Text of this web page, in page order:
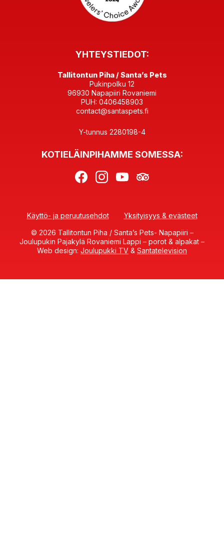
YHTEYSTIEDOT:
Tallitontun Piha / Santa’s Pets
Pukinpolku 12
96930 Napapiiri Rovaniemi
PUH: 0406458903
contact@santaspets.fi
Y-tunnus 2280198-4
KOTIELÄINPIHAMME SOMESSA:
Käyttö- ja peruutusehdot
Yksityisyys & evästeet
© 2026 Tallitontun Piha / Santa’s Pets- Napapiiri –
Joulupukin Pajakylä Rovaniemi Lappi – porot & alpakat –
Web design: Joulupukki TV & Santatelevision